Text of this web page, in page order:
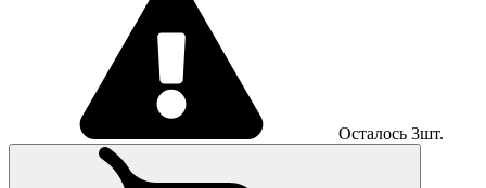
Осталось 3шт.